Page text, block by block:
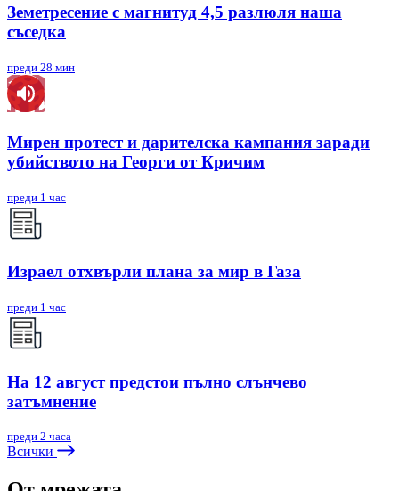
Земетресение с магнитуд 4,5 разлюля наша
съседка
преди 28 мин
Мирен протест и дарителска кампания заради
убийството на Георги от Кричим
преди 1 час
Израел отхвърли плана за мир в Газа
преди 1 час
На 12 август предстои пълно слънчево
затъмнение
преди 2 часа
Всички